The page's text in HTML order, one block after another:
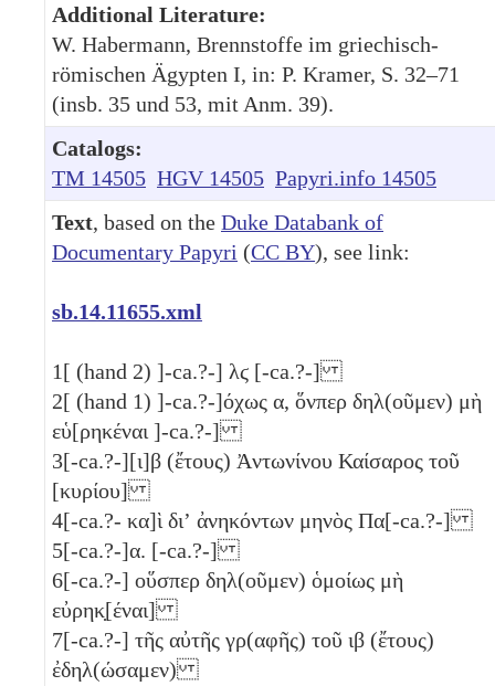
Additional Literature:
W. Habermann, Brennstoffe im griechisch-
römischen Ägypten I, in: P. Kramer, S. 32–71
(insb. 35 und 53, mit Anm. 39).
Catalogs:
TM 14505 HGV 14505 Papyri.info 14505
Text, based on the Duke Databank of
Documentary Papyri (CC BY), see link:
sb.14.11655.xml
1[ (hand 2) ]-ca.?-] λϛ [-ca.?-]
2[ (hand 1) ]-ca.?-]όχως α, ὅνπερ δηλ(οῦμεν) μὴ
εὑ[ρηκέναι ]-ca.?-]
3[-ca.?-][ι]β (ἔτους) Ἀντωνίνου Καίσαρος τοῦ
[κυρίου]
4[-ca.?- κα]ὶ διʼ ἀνηκόντων μηνὸς Πα[-ca.?-]
5[-ca.?-]α. [-ca.?-]
6[-ca.?-] οὕσπερ δηλ(οῦμεν) ὁμοίως μὴ
εὐρηκ̣[έναι]
7[-ca.?-] τῆς αὐτῆς γρ(αφῆς) τοῦ ιβ (ἔτους)
ἐδηλ(ώσαμεν)